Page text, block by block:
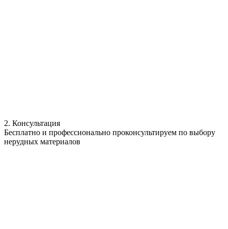
2. Консультация
Бесплатно и профессионально проконсультируем по выбору
нерудных материалов